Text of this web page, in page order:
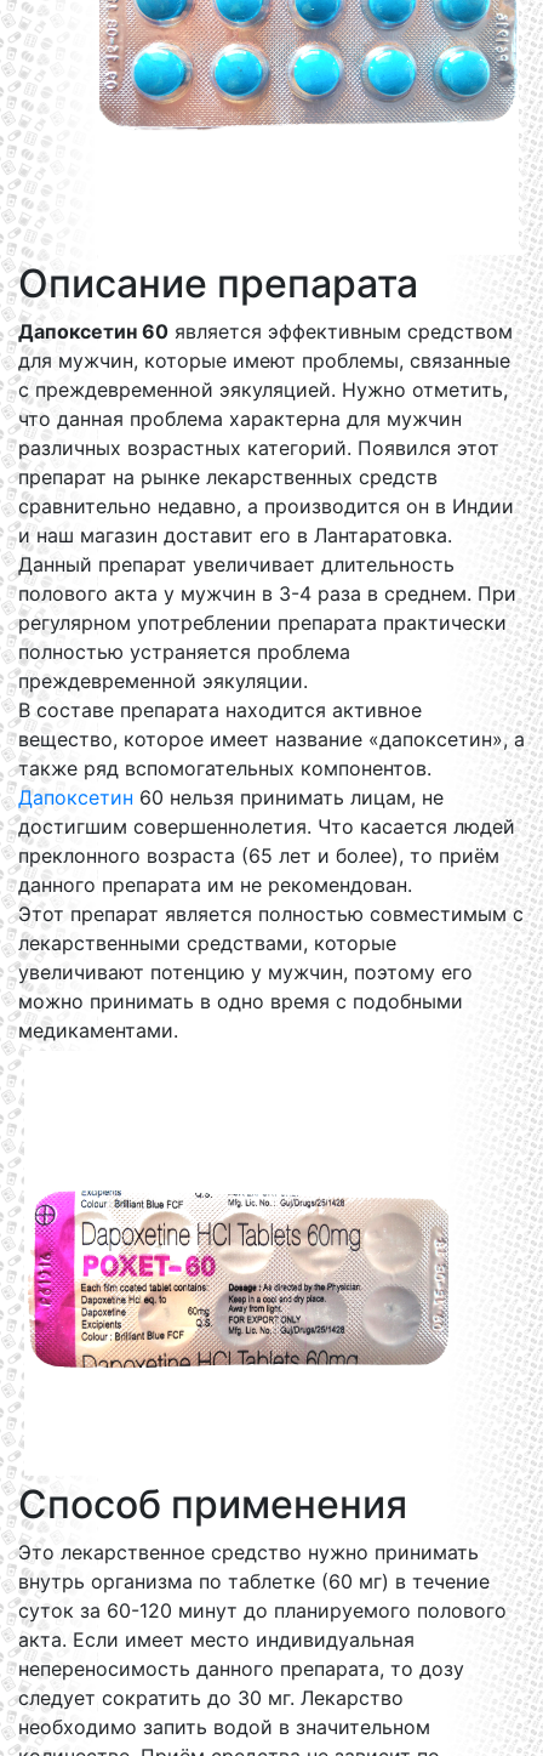
Описание препарата
Дапоксетин 60 является эффективным средством
для мужчин, которые имеют проблемы, связанные
с преждевременной эякуляцией. Нужно отметить,
что данная проблема характерна для мужчин
различных возрастных категорий. Появился этот
препарат на рынке лекарственных средств
сравнительно недавно, а производится он в Индии
и наш магазин доставит его в Лантаратовка.
Данный препарат увеличивает длительность
полового акта у мужчин в 3-4 раза в среднем. При
регулярном употреблении препарата практически
полностью устраняется проблема
преждевременной эякуляции.
В составе препарата находится активное
вещество, которое имеет название «дапоксетин», а
также ряд вспомогательных компонентов.
Дапоксетин 60 нельзя принимать лицам, не
достигшим совершеннолетия. Что касается людей
преклонного возраста (65 лет и более), то приём
данного препарата им не рекомендован.
Этот препарат является полностью совместимым с
лекарственными средствами, которые
увеличивают потенцию у мужчин, поэтому его
можно принимать в одно время с подобными
медикаментами.
Способ применения
Это лекарственное средство нужно принимать
внутрь организма по таблетке (60 мг) в течение
суток за 60-120 минут до планируемого полового
акта. Если имеет место индивидуальная
непереносимость данного препарата, то дозу
следует сократить до 30 мг. Лекарство
необходимо запить водой в значительном